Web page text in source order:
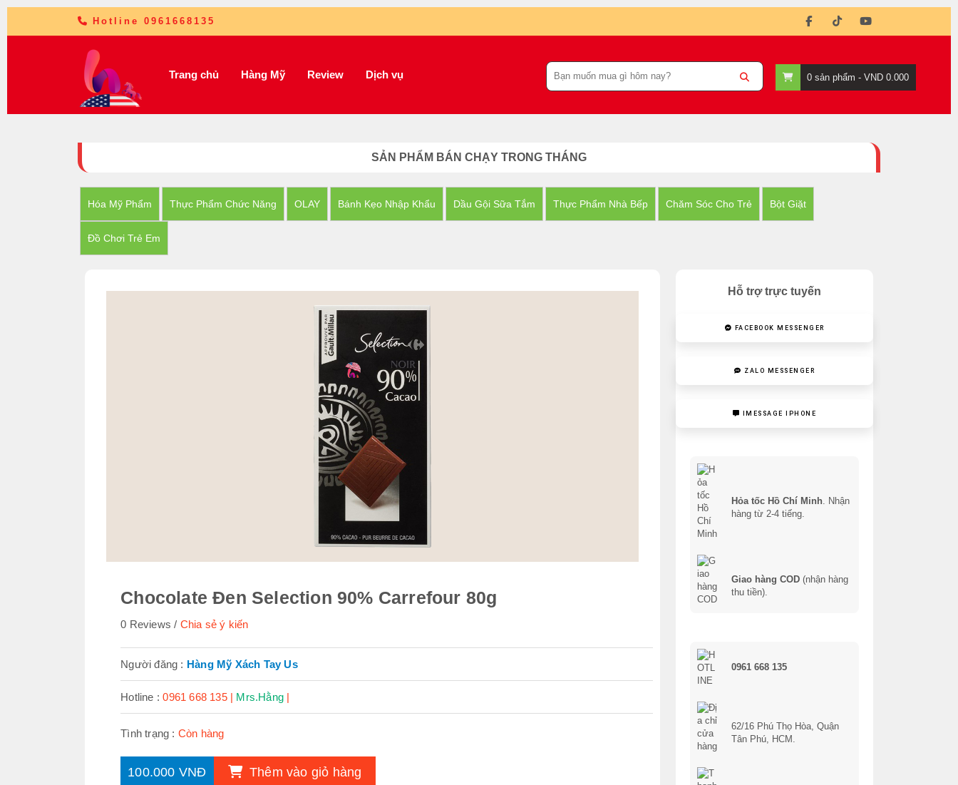
Hotline 0961668135
Trang chủ Hàng Mỹ Review Dịch vụ 0sản phẩm - VND 0.000
SẢN PHẨM BÁN CHẠY TRONG THÁNG
Hóa Mỹ Phẩm Thực Phẩm Chức Năng OLAY Bánh Kẹo Nhập Khẩu Dầu Gội Sữa Tắm Thực Phẩm Nhà Bếp Chăm Sóc Cho Trẻ Bột Giặt
Đồ Chơi Trẻ Em
Hỗ trợ trực tuyến
FACEBOOK MESSENGER
ZALO MESSENGER
IMESSAGE IPHONE
Hỏa tốc Hồ Chí Minh. Nhận
hàng từ 2-4 tiếng.
Giao hàng COD (nhận hàng
thu tiền).
0961 668 135
62/16 Phú Thọ Hòa, Quận
Tân Phú, HCM.
Chocolate Đen Selection 90% Carrefour 80g
0 Reviews Chia sẻ ý kiến
Người đăng : Hàng Mỹ Xách Tay Us
Hotline :0961 668 135 | Mrs.Hằng|
Tình trạng : Còn hàng
100.000 VNĐ Thêm vào giỏ hàng